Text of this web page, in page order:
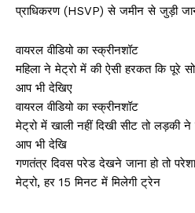
प्राधिकरण (HSVP) से जमीन से जुड़ी
वायरल वीडियो का स्क्रीनशॉट
महिला ने मेट्रो में की ऐसी हरकत कि पूरे
आप भी देखिए
वायरल वीडियो का स्क्रीनशॉट
मेट्रो में खाली नहीं दिखी सीट तो लड़की ने
आप भी देखि
गणतंत्र दिवस परेड देखने जाना हो तो
मेट्रो, हर 15 मिनट में मिलेगी ट्रेन